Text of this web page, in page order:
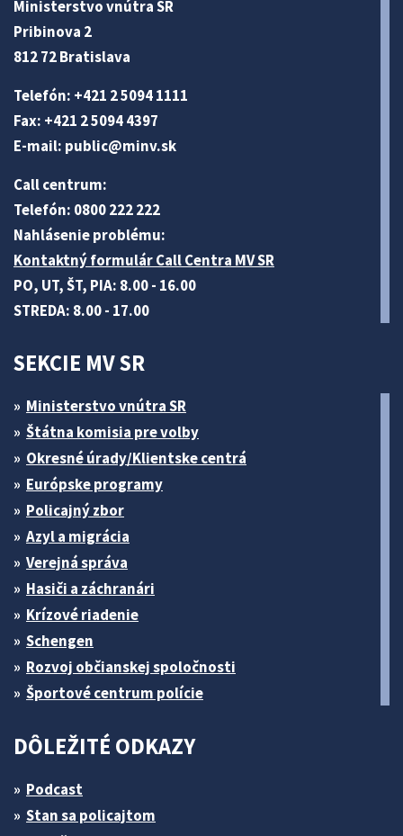
Ministerstvo vnútra SR
Pribinova 2
812 72 Bratislava
Telefón: +421 2 5094 1111
Fax: +421 2 5094 4397
E-mail: public@minv.sk
Call centrum:
Telefón: 0800 222 222
Nahlásenie problému:
Kontaktný formulár Call Centra MV SR
PO, UT, ŠT, PIA: 8.00 - 16.00
STREDA: 8.00 - 17.00
SEKCIE MV SR
Ministerstvo vnútra SR
Štátna komisia pre volby
Okresné úrady/Klientske centrá
Európske programy
Policajný zbor
Azyl a migrácia
Verejná správa
Hasiči a záchranári
Krízové riadenie
Schengen
Rozvoj občianskej spoločnosti
Športové centrum polície
DÔLEŽITÉ ODKAZY
Podcast
Stan sa policajtom